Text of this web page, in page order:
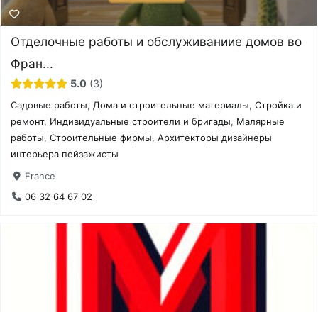
Отделочные работы и обслуживаниие домов во
Фран...
5.0 3
Садовые работы,Дома и строительные материалы,Стройка и
ремонт, Индивидуальные строители и бригады, Малярные
работы,Строительные фирмы,Архитекторы дизайнеры
интерьера пейзажисты
France
06 32 64 67 02